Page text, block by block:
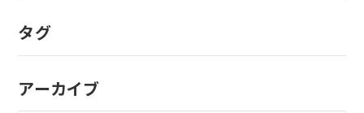
タグ
アーカイブ